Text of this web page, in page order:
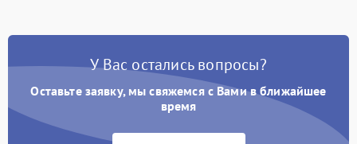
У Вас остались вопросы?
Оставьте заявку, мы свяжемся с Вами в ближайшее
время